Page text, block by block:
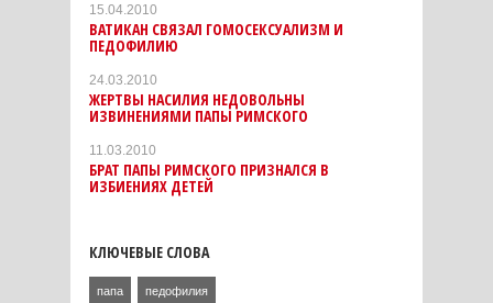
15.04.2010
ВАТИКАН СВЯЗАЛ ГОМОСЕКСУАЛИЗМ И
ПЕДОФИЛИЮ
24.03.2010
ЖЕРТВЫ НАСИЛИЯ НЕДОВОЛЬНЫ
ИЗВИНЕНИЯМИ ПАПЫ РИМСКОГО
11.03.2010
БРАТ ПАПЫ РИМСКОГО ПРИЗНАЛСЯ В
ИЗБИЕНИЯХ ДЕТЕЙ
КЛЮЧЕВЫЕ СЛОВА
папа педофилия